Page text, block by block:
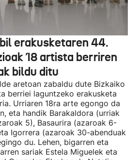
erakusketaren 44.
18 artista berriren
bildu ditu
aretoan zabaldu dute Bizkaiko
berriei laguntzeko erakusketa
Urriaren 18ra arte egongo da
eta handik Barakaldora (urriak
5), Basaurira (azaroak 6-
Igorrera (azaroak 30-abenduak
du. Lehen, bigarren eta
sariak Estela Miguelek eta